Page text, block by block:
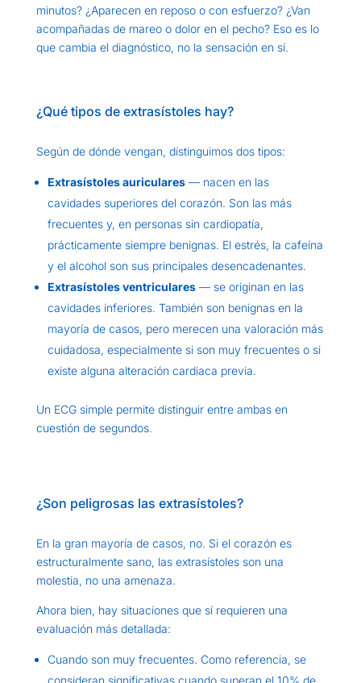
minutos? ¿Aparecen en reposo o con esfuerzo? ¿Van
acompañadas de mareo o dolor en el pecho? Eso es lo
que cambia el diagnóstico, no la sensación en sí.
¿Qué tipos de extrasístoles hay?
Según de dónde vengan, distinguimos dos tipos:
Extrasístoles auriculares— nacen en las
cavidades superiores del corazón. Son las más
frecuentes y, en personas sin cardiopatía,
prácticamente siempre benignas. El estrés, la cafeína
y el alcohol son sus principales desencadenantes.
Extrasístoles ventriculares— se originan en las
cavidades inferiores. También son benignas en la
mayoría de casos, pero merecen una valoración más
cuidadosa, especialmente si son muy frecuentes o si
existe alguna alteración cardiaca previa.
Un ECG simple permite distinguir entre ambas en
cuestión de segundos.
¿Son peligrosas las extrasístoles?
En la gran mayoría de casos, no. Si el corazón es
estructuralmente sano, las extrasístoles son una
molestia, no una amenaza.
Ahora bien, hay situaciones que sí requieren una
evaluación más detallada:
Cuando son muy frecuentes. Como referencia, se
consideran significativas cuando superan el 10% de